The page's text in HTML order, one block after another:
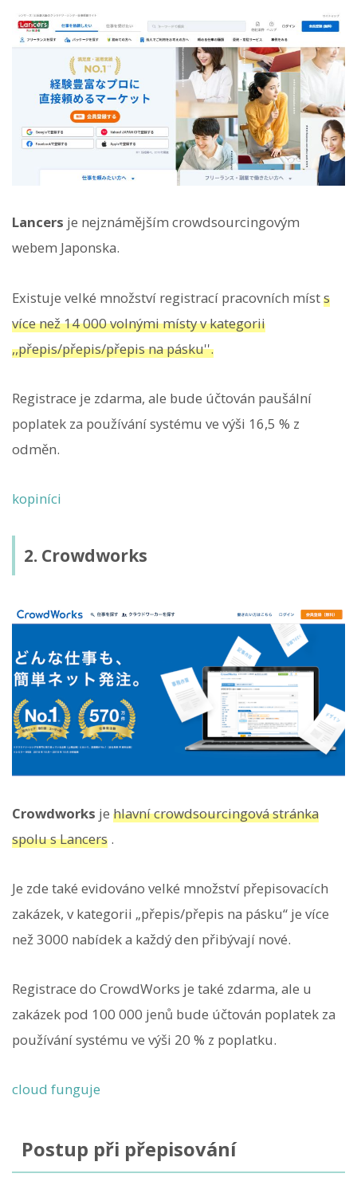
Lancers je nejznámějším crowdsourcingovým
webem Japonska.
Existuje velké množství registrací pracovních místs
více než 14 000 volnými místy v kategorii
,,přepis/přepis/přepis na pásku''.
Registrace je zdarma, ale bude účtován paušální
poplatek za používání systému ve výši 16,5 % z
odměn.
kopiníci
2. Crowdworks
Crowdworks je hlavní crowdsourcingová stránka
spolu s Lancers .
Je zde také evidováno velké množství přepisovacích
zakázek, v kategorii „přepis/přepis na pásku“ je více
než 3000 nabídek a každý den přibývají nové.
Registrace do CrowdWorks je také zdarma, ale u
zakázek pod 100 000 jenů bude účtován poplatek za
používání systému ve výši 20 % z poplatku.
cloud funguje
Postup při přepisování